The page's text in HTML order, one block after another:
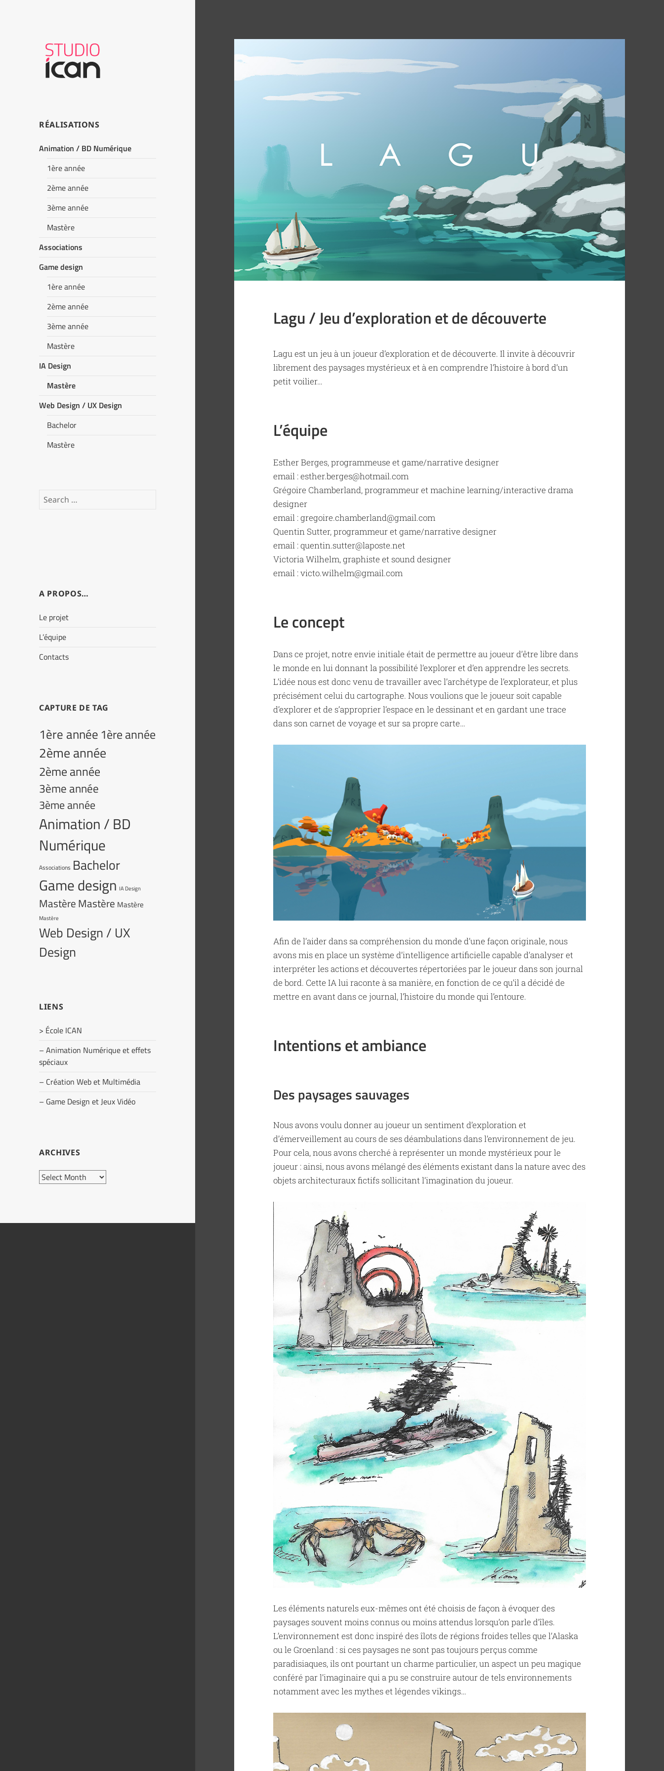
RÉALISATIONS
Animation / BD Numérique
1ère année
2ème année
3ème année
Mastère
Associations
Game design
1ère année
2ème année
3ème année
Mastère
IA Design
Mastère
Web Design / UX Design
Bachelor
Mastère
Search
A PROPOS…
Le projet
L’équipe
Contacts
CAPTURE DE TAG
1ère année1ère année
2ème année
2ème année
3ème année
3ème année
Animation / BD
Numérique
Associations Bachelor
Game design IA Design
MastèreMastère Mastère
Mastère
Web Design / UX
Design
LIENS
> École ICAN
– Animation Numérique et effets
spéciaux
– Création Web et Multimédia
– Game Design et Jeux Vidéo
ARCHIVES
Archives
Lagu / Jeu d’exploration et de découverte
Lagu est un jeu à un joueur d’exploration et de découverte. Il invite à découvrir
librement des paysages mystérieux et à en comprendre l’histoire à bord d’un
petit voilier…
L’équipe
Esther Berges, programmeuse et game/narrative designer
email : esther.berges@hotmail.com
Grégoire Chamberland, programmeur et machine learning/interactive drama
designer
email : gregoire.chamberland@gmail.com
Quentin Sutter, programmeur et game/narrative designer
email : quentin.sutter@laposte.net
Victoria Wilhelm, graphiste et sound designer
email : victo.wilhelm@gmail.com
Le concept
Dans ce projet, notre envie initiale était de permettre au joueur d’être libre dans
le monde en lui donnant la possibilité l’explorer et d’en apprendre les secrets.
L’idée nous est donc venu de travailler avec l’archétype de l’explorateur, et plus
précisément celui du cartographe. Nous voulions que le joueur soit capable
d’explorer et de s’approprier l’espace en le dessinant et en gardant une trace
dans son carnet de voyage et sur sa propre carte…
Afin de l’aider dans sa compréhension du monde d’une façon originale, nous
avons mis en place un système d’intelligence artificielle capable d’analyser et
interpréter les actions et découvertes répertoriées par le joueur dans son journal
de bord. Cette IA lui raconte à sa manière, en fonction de ce qu’il a décidé de
mettre en avant dans ce journal, l’histoire du monde qui l’entoure.
Intentions et ambiance
Des paysages sauvages
Nous avons voulu donner au joueur un sentiment d’exploration et
d’émerveillement au cours de ses déambulations dans l’environnement de jeu.
Pour cela, nous avons cherché à représenter un monde mystérieux pour le
joueur : ainsi, nous avons mélangé des éléments existant dans la nature avec des
objets architecturaux fictifs sollicitant l’imagination du joueur.
Les éléments naturels eux-mêmes ont été choisis de façon à évoquer des
paysages souvent moins connus ou moins attendus lorsqu’on parle d’îles.
L’environnement est donc inspiré des îlots de régions froides telles que l’Alaska
ou le Groenland : si ces paysages ne sont pas toujours perçus comme
paradisiaques, ils ont pourtant un charme particulier, un aspect un peu magique
conféré par l’imaginaire qui a pu se construire autour de tels environnements
notamment avec les mythes et légendes vikings…